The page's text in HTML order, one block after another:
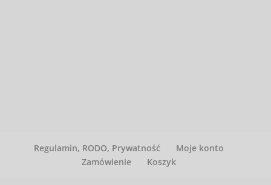
Regulamin, RODO, Prywatność
Moje konto
Zamówienie
Koszyk